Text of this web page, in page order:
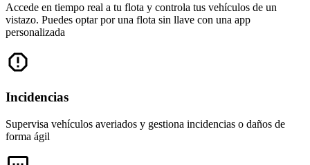
Accede en tiempo real a tu flota y controla tus vehículos de un
vistazo. Puedes optar por una flota sin llave con una app
personalizada
Incidencias
Supervisa vehículos averiados y gestiona incidencias o daños de
forma ágil